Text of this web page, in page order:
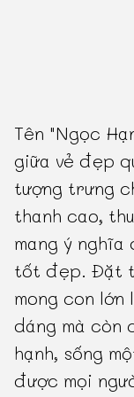
Tên "Ngọc
giữa vẻ đẹp
tượng trưng
thanh cao,
mang ý nghĩa
tốt đẹp. Đặt
mong con lớn
dáng mà còn
hạnh, sống
được mọi